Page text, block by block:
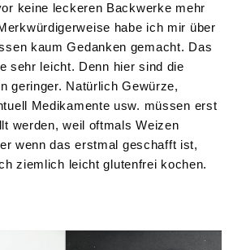
keine leckeren Backwerke mehr
habe ich mir über
kaum Gedanken gemacht. Das
sehr leicht. Denn hier sind die
geringer. Natürlich Gewürze,
Medikamente usw. müssen erst
werden, weil oftmals Weizen
wenn das erstmal geschafft ist,
ziemlich leicht glutenfrei kochen.